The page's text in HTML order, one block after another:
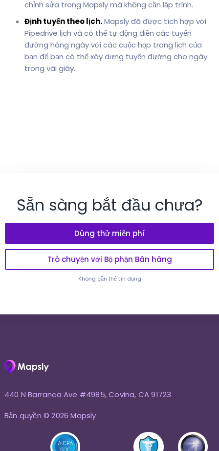
chỉnh sửa trong Mapsly mà không cần lập trình.
Định tuyến theo lịch.Mapsly đã được tích hợp với
Pipedrive lịch và có thể tự động điền các tuyến
đường hàng ngày với các cuộc họp trong lịch của
bạn để bạn có thể xây dựng tuyến đường cho ngày
trong vài giây.
Sẵn sàng bắt đầu chưa?
Dùng thử miễn phí
Trò chuyện với Bộ phận Bán hàng
Không cần thẻ tín dụng
440 N Barranca Ave #4985, Covina, CA 91723
Bản quyền © 2026 Mapsly